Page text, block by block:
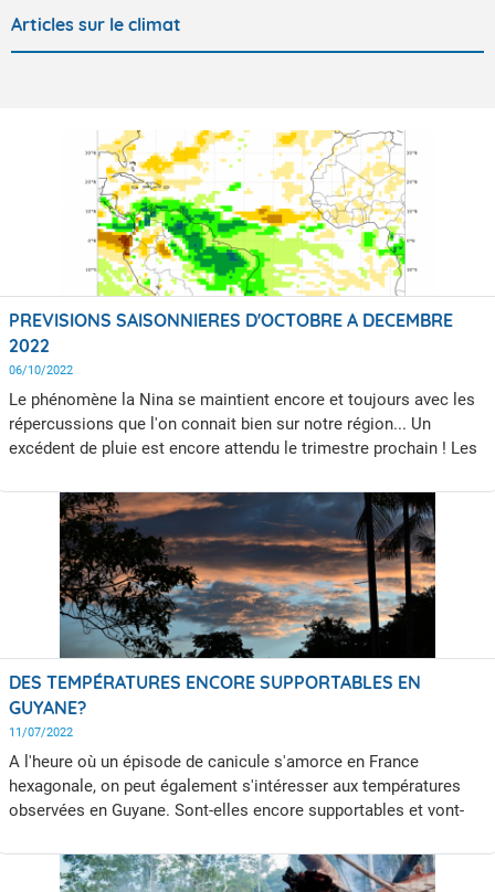
Articles sur le climat
PREVISIONS SAISONNIERES D'OCTOBRE A DECEMBRE
2022
06/10/2022
Le phénomène la Nina se maintient encore et toujours avec les
répercussions que l'on connait bien sur notre région... Un
excédent de pluie est encore attendu le trimestre prochain ! Les
normales.
DES TEMPÉRATURES ENCORE SUPPORTABLES EN
GUYANE?
11/07/2022
A l'heure où un épisode de canicule s'amorce en France
hexagonale, on peut également s'intéresser aux températures
observées en Guyane. Sont-elles encore supportables et vont-
article vous propose un petit bilan des températures observées
en Guyane et quelques explications sur la température ressentie